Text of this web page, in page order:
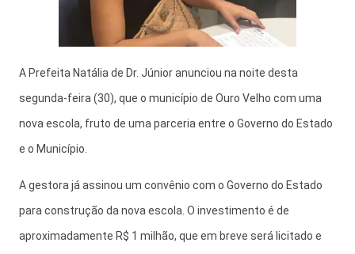
A Prefeita Natália de Dr. Júnior anunciou na noite desta
segunda-feira (30), que o município de Ouro Velho com uma
nova escola, fruto de uma parceria entre o Governo do Estado
e o Município.
A gestora já assinou um convênio com o Governo do Estado
para construção da nova escola. O investimento é de
aproximadamente R$ 1 milhão, que em breve será licitado e